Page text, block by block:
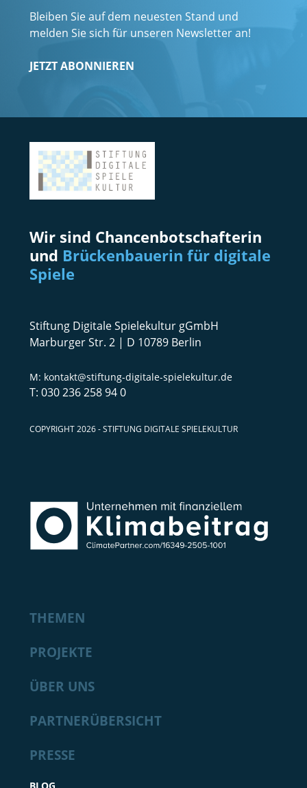
Bleiben Sie auf dem neuesten Stand und
melden Sie sich für unseren Newsletter an!
JETZT ABONNIEREN
Wir sind Chancenbotschafterin
und Brückenbauerin für digitale
Spiele
Stiftung Digitale Spielekultur gGmbH
Marburger Str. 2 | D 10789 Berlin
kontakt@stiftung-digitale-spielekultur.de
030 236 258 94 0
COPYRIGHT 2026 - STIFTUNG DIGITALE SPIELEKULTUR
THEMEN
PROJEKTE
ÜBER UNS
PARTNERÜBERSICHT
PRESSE
BLOG